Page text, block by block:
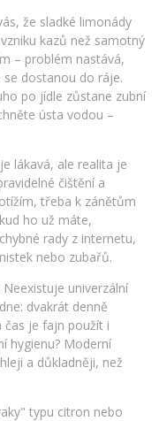
že sladké limonády
kazů než samotný
– problém nastává,
se dostanou do ráje.
po jídle zůstane zubní
ústa vodou –
lákavá, ale realita je
čištění a
třeba k zánětům
ho už máte,
rady z internetu,
nebo zubařů.
univerzální
dvakrát denně
čas je fajn použít i
hygienu? Moderní
a důkladněji, než
typu citron nebo